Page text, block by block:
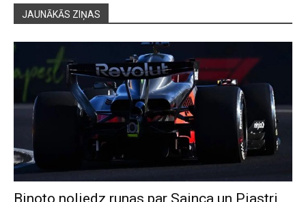
JAUNĀKĀS ZIŅAS
Binoto noliedz runas par Sainca un Piastri